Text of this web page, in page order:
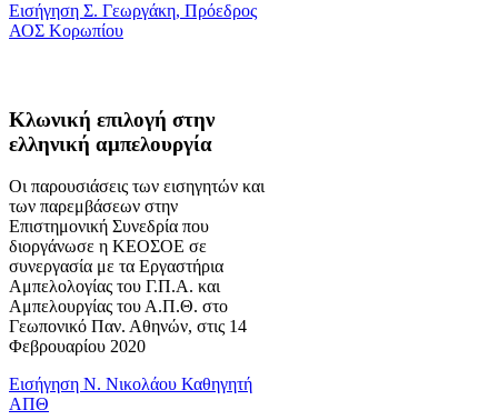
Εισήγηση Σ. Γεωργάκη, Πρόεδρος
ΑΟΣ Κορωπίου
Κλωνική επιλογή στην
ελληνική αμπελουργία
Οι παρουσιάσεις των εισηγητών και
των παρεμβάσεων στην
Επιστημονική Συνεδρία που
διοργάνωσε η ΚΕΟΣΟΕ σε
συνεργασία με τα Εργαστήρια
Αμπελολογίας του Γ.Π.Α. και
Αμπελουργίας του Α.Π.Θ. στο
Γεωπονικό Παν. Αθηνών, στις 14
Φεβρουαρίου 2020
Εισήγηση Ν. Νικολάου Καθηγητή
ΑΠΘ